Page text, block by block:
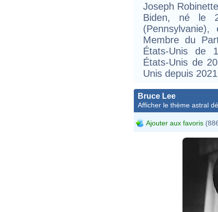
Joseph
Biden, né le
Membre du
États-Unis de
États-Unis de
Unis depuis
Bruce Lee
Afficher le thème astral
Ajouter aux favoris